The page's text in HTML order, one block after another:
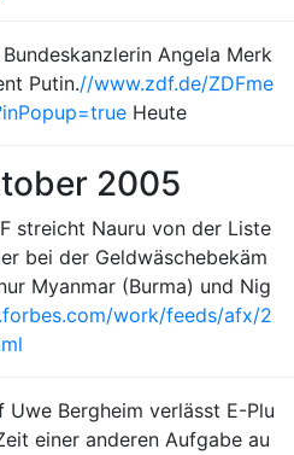
Angela Merk
Putin.//www.zdf.de/ZDFme
Heute
2005
streicht Nauru von der Liste
bei der Geldwäschebekäm
Myanmar (Burma) und Nig
work/feeds/afx/2
Uwe Bergheim verlässt E-Plu
einer anderen Aufgabe au